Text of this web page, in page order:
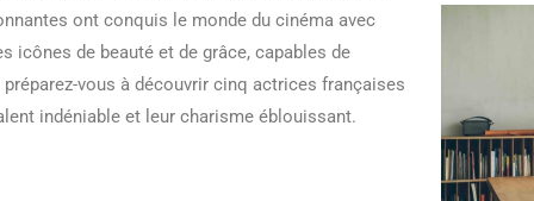
ont conquis le monde du cinéma avec
icônes de beauté et de grâce, capables de
vous à découvrir cinq actrices françaises
indéniable et leur charisme éblouissant.